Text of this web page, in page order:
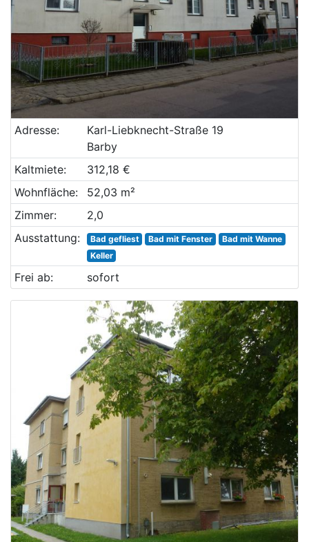
Adresse:
Karl-Liebknecht-Straße 19
Barby
Kaltmiete:
312,18 €
Wohnfläche:
52,03 m²
Zimmer:
2,0
Ausstattung:
Bad gefliest Bad mit Fenster
Bad mit Wanne
Keller
Frei ab: sofort